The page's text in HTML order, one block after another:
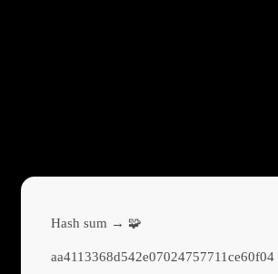
🧩 Hash sum →
aa4113368d542e07024757711ce60f04